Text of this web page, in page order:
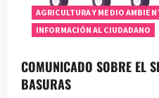
AGRICULTURA Y MEDIO
INFORMACIÓN AL CIUDADANO
COMUNICADO SOBRE EL
BASURAS